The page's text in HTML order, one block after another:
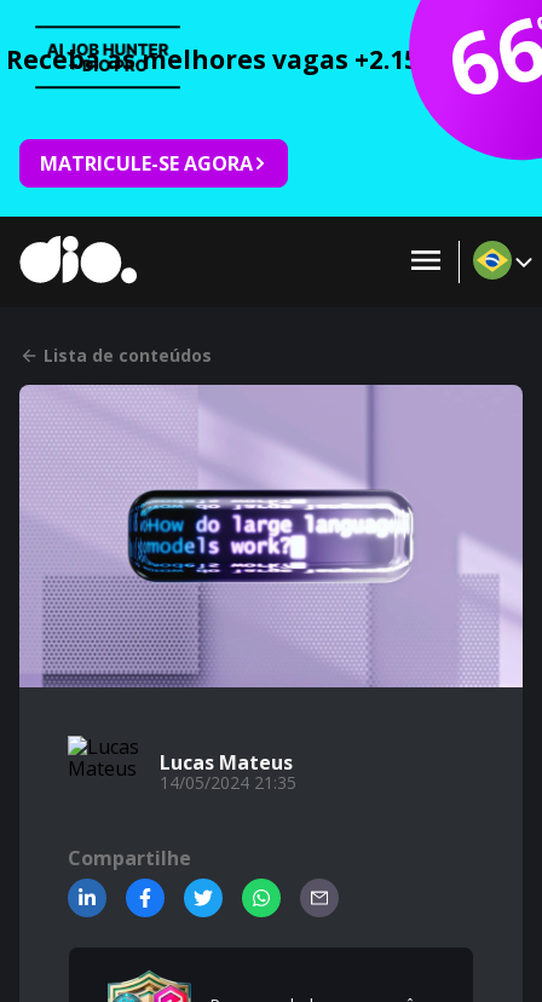
Receba as melhores vagas +2.150 cursos
MATRICULE-SE AGORA
Lista de conteúdos
Lucas Mateus
14/05/2024 21:35
Compartilhe